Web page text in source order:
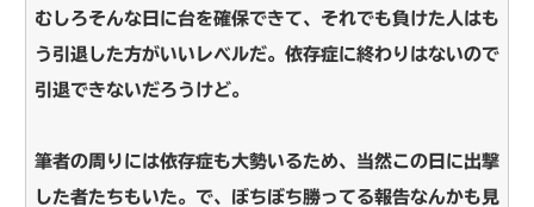
むしろそんな日に台を確保できて、それでも負けた人はも
う引退した方がいいレベルだ。依存症に終わりはないので
引退できないだろうけど。
筆者の周りには依存症も大勢いるため、当然この日に出撃
した者たちもいた。で、ぼちぼち勝ってる報告なんかも見